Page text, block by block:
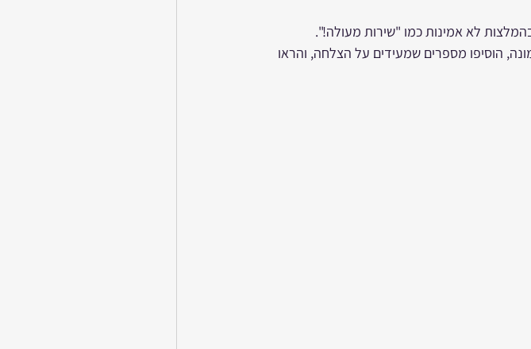
לא אמינות כמו "שירות מעולה!".
הוסיפו מספרים שמעידים על הצלחה, והראו